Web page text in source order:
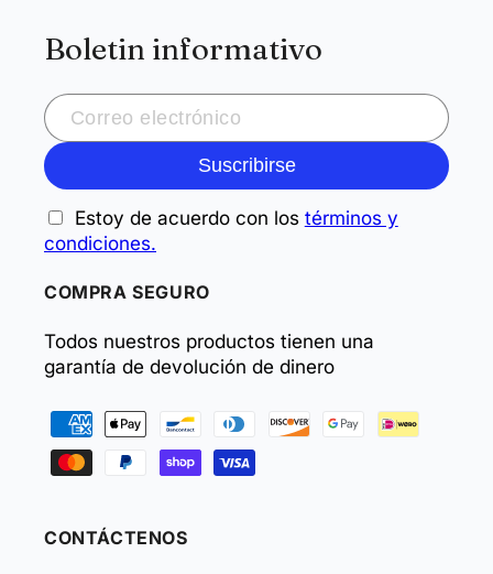
Boletin informativo
Suscribirse
Estoy de acuerdo con los términos y
condiciones.
COMPRA SEGURO
Todos nuestros productos tienen una
garantía de devolución de dinero
de
pago
CONTÁCTENOS